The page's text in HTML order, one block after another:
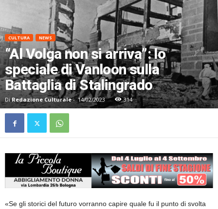
CULTURA NEWS
“Al Volga non si arriva”: lo
speciale di Vanloon sulla
Battaglia di Stalingrado
Di Redazione Culturale- 14/02/2023 314
«Se gli storici del futuro vorranno capire quale fu il punto di svolta